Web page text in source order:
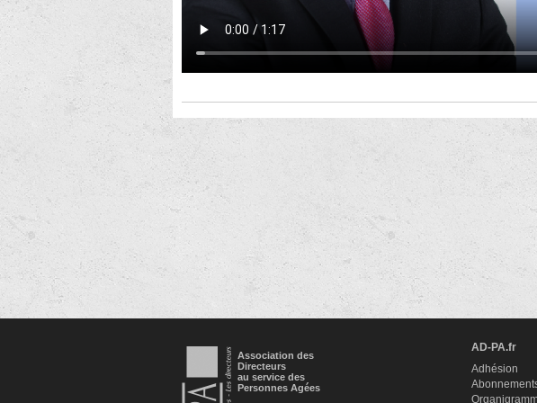
Association des
Directeurs
au service des
Personnes Agées
AD-PA.fr
Adhésion